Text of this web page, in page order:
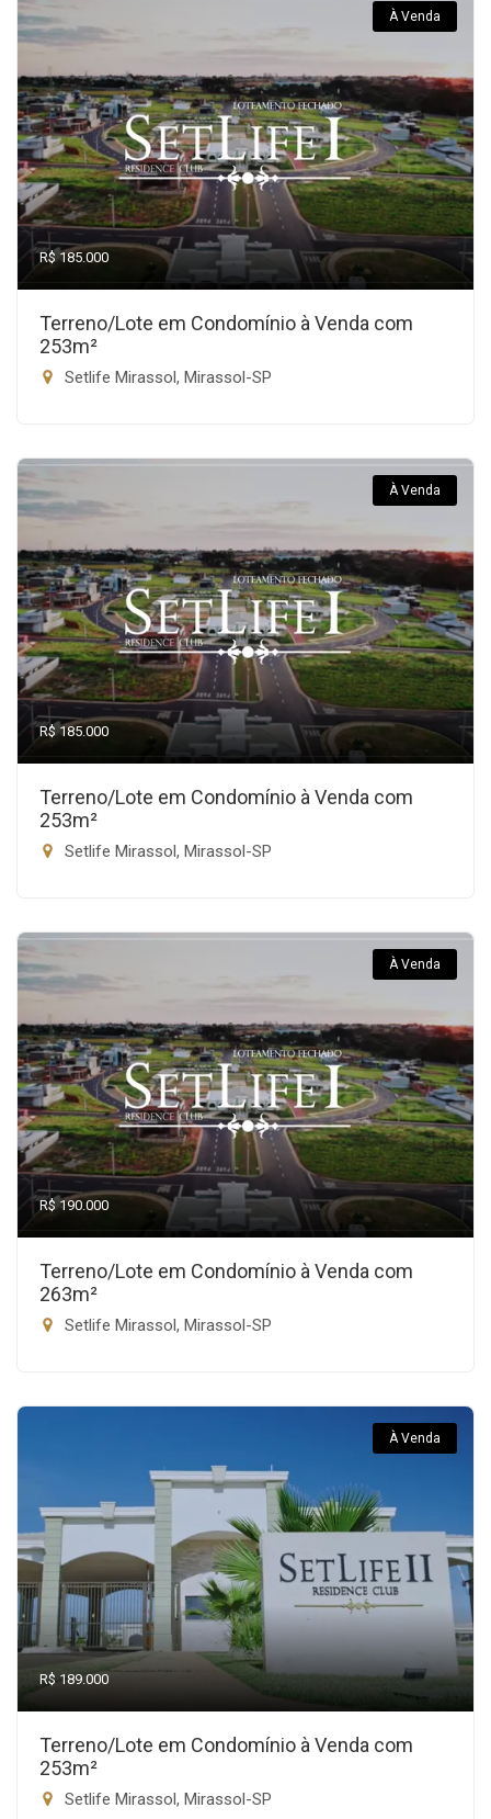
À Venda
R$ 185.000
Terreno/Lote em Condomínio à Venda com
253m²
Setlife Mirassol, Mirassol-SP
À Venda
R$ 185.000
Terreno/Lote em Condomínio à Venda com
253m²
Setlife Mirassol, Mirassol-SP
À Venda
R$ 190.000
Terreno/Lote em Condomínio à Venda com
263m²
Setlife Mirassol, Mirassol-SP
À Venda
R$ 189.000
Terreno/Lote em Condomínio à Venda com
253m²
Setlife Mirassol, Mirassol-SP